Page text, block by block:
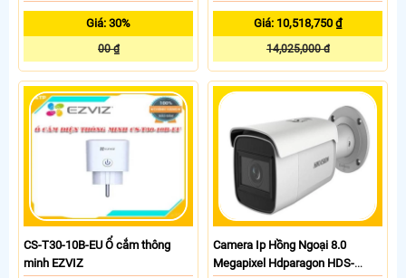
Giá: 30%
00 ₫
Giá: 10,518,750 ₫
14,025,000 đ
CS-T30-10B-EU Ổ cắm thông
minh EZVIZ
Camera Ip Hồng Ngoại 8.0
Megapixel Hdparagon HDS-